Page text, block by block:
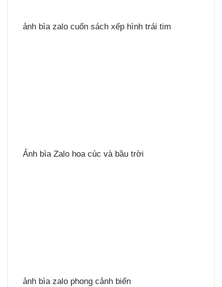
ảnh bìa zalo cuốn sách xếp hình trái tim
Ảnh bìa Zalo hoa cúc và bầu trời
ảnh bìa zalo phong cảnh biển